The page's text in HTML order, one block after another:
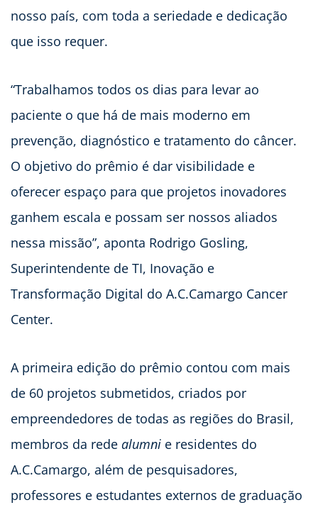
nosso país, com toda a seriedade e dedicação
que isso requer.
“Trabalhamos todos os dias para levar ao
paciente o que há de mais moderno em
prevenção, diagnóstico e tratamento do câncer.
O objetivo do prêmio é dar visibilidade e
oferecer espaço para que projetos inovadores
ganhem escala e possam ser nossos aliados
nessa missão”, aponta Rodrigo Gosling,
Superintendente de TI, Inovação e
Transformação Digital do A.C.Camargo Cancer
Center.
A primeira edição do prêmio contou com mais
de 60 projetos submetidos, criados por
empreendedores de todas as regiões do Brasil,
membros da rede alumni e residentes do
A.C.Camargo, além de pesquisadores,
professores e estudantes externos de graduação